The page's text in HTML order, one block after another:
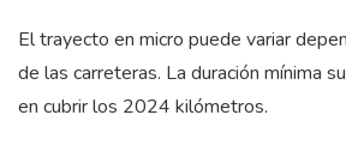
El trayecto en micro puede variar
de las carreteras. La duración mínima
en cubrir los 2024 kilómetros.